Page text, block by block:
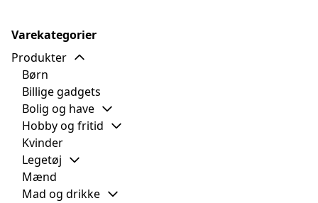
Varekategorier
Produkter
Børn
Billige gadgets
Bolig og have
Hobby og fritid
Kvinder
Legetøj
Mænd
Mad og drikke